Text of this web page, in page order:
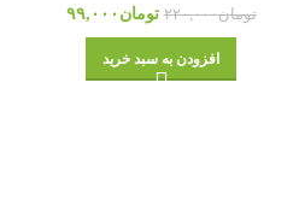
تومان۲۲۰,۰۰۰ تومان ۹۹,۰۰۰
افزودن به سبد خرید